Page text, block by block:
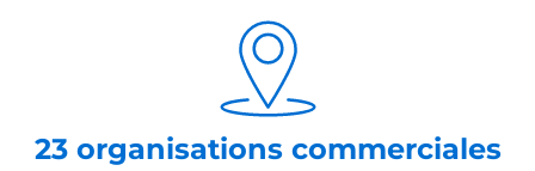
23 organisations commerciales